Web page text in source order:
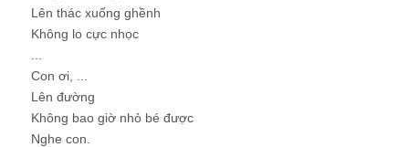
Lên thác xuống ghềnh
Không lo cực nhọc
Con ơi, ...
Lên đường
Không bao giờ nhỏ bé được
Nghe con.